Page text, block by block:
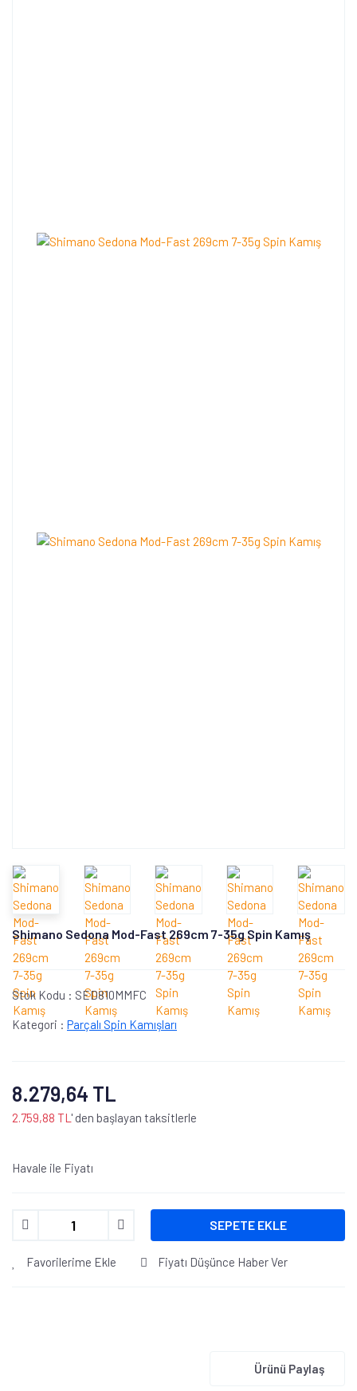
Shimano Sedona Mod-Fast 269cm 7-35g Spin Kamış
Stok Kodu : SED810MMFC
Kategori : Parçalı Spin Kamışları
8.279,64 TL
2.759,88 TL ' den başlayan taksitlerle
Havale ile Fiyatı
SEPETE EKLE
Favorilerime Ekle Fiyatı Düşünce Haber Ver
Ürünü Paylaş